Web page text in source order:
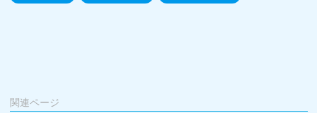
関連ページ